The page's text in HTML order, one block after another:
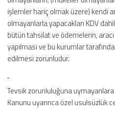
işlemler hariç olmak üzere) kendi
olmayanlarla yapacakları KDV
bütün tahsilat ve ödemelerin,
yapılması ve bu kurumlar
edilmesi zorunludur.
Tevsik zorunluluğuna
Kanunu uyarınca özel usulsüzlük